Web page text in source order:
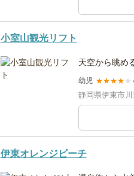
小室山観光リフト
天空から眺め
幼児 ★★★★ ★
静岡県伊東市
伊東オレンジビーチ